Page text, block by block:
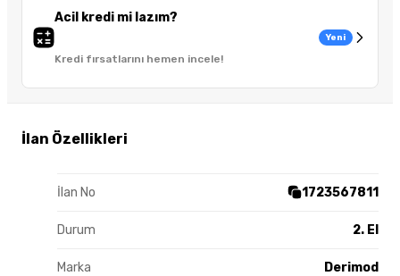
Acil kredi mi lazım?
Kredi fırsatlarını hemen incele!
Yeni
İlan Özellikleri
İlan No 1723567811
Durum 2. El
Marka Derimod